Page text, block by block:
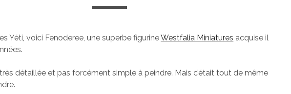
Yéti, voici Fenoderee, une superbe figurineWestfalia Miniatures acquise il
détaillée et pas forcément simple à peindre. Mais c’était tout de même